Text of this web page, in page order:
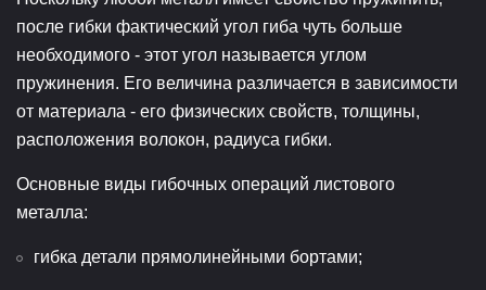
после гибки фактический угол гиба чуть больше
необходимого - этот угол называется углом
пружинения. Его величина различается в зависимости
от материала - его физических свойств, толщины,
расположения волокон, радиуса гибки.
Основные виды гибочных операций листового
металла:
гибка детали прямолинейными бортами;